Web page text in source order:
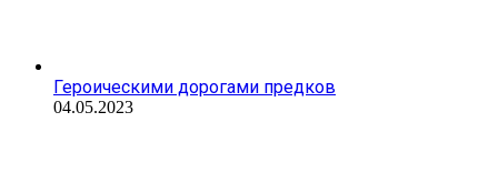
Героическими дорогами предков
04.05.2023